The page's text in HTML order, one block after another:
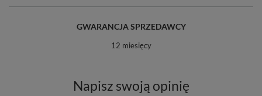
Jak stosować i do czego wykorzystać
☕ Do napojów:dodaj porcję proszku do kawy, herbaty,
GWARANCJA SPRZEDAWCY
12 miesięcy
Napisz swoją opinię